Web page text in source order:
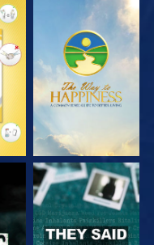
СМОТРЕТЬ
СМОТРЕТЬ